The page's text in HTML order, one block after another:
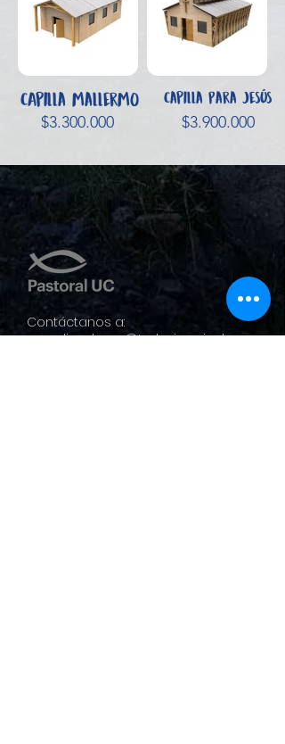
CApilla mallermo Capilla Para Jesús
$3.300.000 $3.900.000
Contáctanos a:
coordinadores@trabajopais.cl